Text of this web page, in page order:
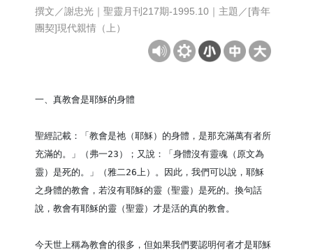
撰文／謝忠光｜聖靈月刊217期-1995.10｜主題／[青年
團契]現代親情（上）
一、真教會是耶穌的身體
聖經記載：「教會是祂（耶穌）的身體，是那充滿萬有者所
充滿的。」（弗一23）；又說：「身體沒有靈魂（原文為
靈）是死的。」（雅二26上）。因此，我們可以說，耶穌
之身體的教會，若沒有耶穌的靈（聖靈）是死的。換句話
說，教會有耶穌的靈（聖靈）才是活的真的教會。
今天世上稱為教會的很多，但如果我們要認明何者才是耶穌